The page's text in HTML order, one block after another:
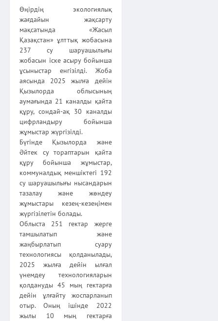
Өңірдің экологиялық
жағдайын жақсарту
мақсатында «Жасыл
Қазақстан» ұлттық жобасына
237 су шаруашылығы
жобасын іске асыру бойынша
ұсыныстар енгізілді. Жоба
аясында 2025 жылға дейін
Қызылорда облысының
аумағында 21 каналды қайта
құру, сондай-ақ 30 каналды
цифрландыру бойынша
жұмыстар жүргізілді.
Бүгінде Қызылорда және
Әйтек су тораптарын қайта
құру бойынша жұмыстар,
коммуналдық меншіктегі 192
су шаруашылығы нысандарын
тазалау және жөндеу
жұмыстары кезең-кезеңімен
жүргізілетін болады.
Облыста 251 гектар жерге
тамшылатып және
жаңбырлатып суару
технологиясы қолданылады,
2025 жылға дейін ылғал
үнемдеу технологияларын
қолдануды 45 мың гектарға
дейін ұлғайту жоспарланып
отыр. Оның ішінде 2022
жылы 10 мың гектарға